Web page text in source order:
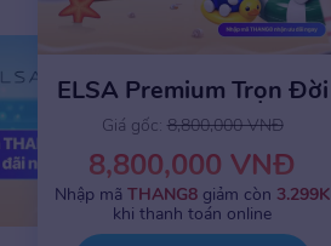
ELSA Premium Trọn Đời
Giá gốc: 8,800,000 VNĐ
8,800,000 VNĐ
Nhập mã THANG8 giảm còn 3.299K
khi thanh toán online